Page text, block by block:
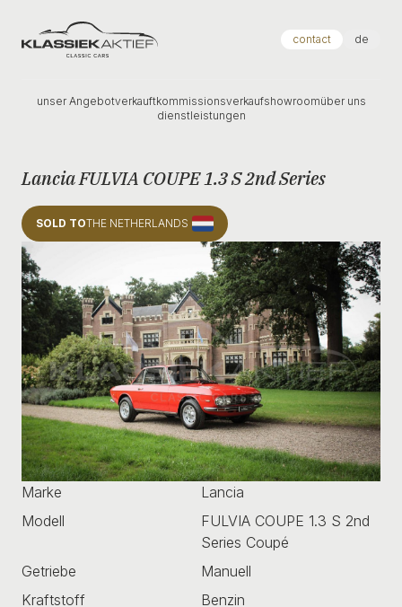
Klassiek Aktief contact de
unser Angebotverkauftkommissionsverkaufshowroomüber uns
dienstleistungen
Lancia FULVIA COUPE 1.3 S 2nd Series
SOLD TOTHE NETHERLANDS
Marke
Lancia
Modell
FULVIA COUPE 1.3 S 2nd
Series Coupé
Getriebe
Manuell
Kraftstoff
Benzin